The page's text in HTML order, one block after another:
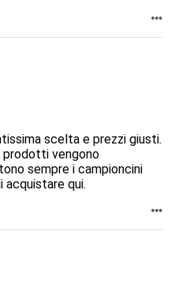
scelta e prezzi giusti.
prodotti vengono
sempre i campioncini
acquistare qui.